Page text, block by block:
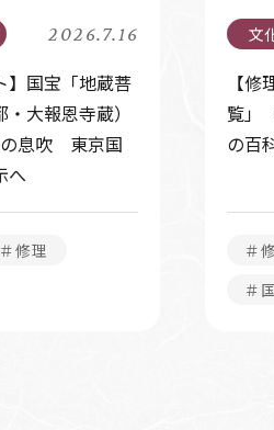
2026.7.16
】国宝「地蔵菩
大報恩寺蔵）
の息吹 東京国
へ
＃修理
【
覧」
の百
＃
＃